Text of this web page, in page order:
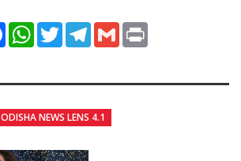
FacebookWhatsApp
TwitterTelegram
Gmail
ODISHA NEWS LENS 4.1